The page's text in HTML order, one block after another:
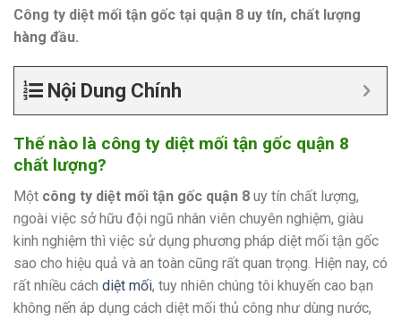
Công ty diệt mối tận gốc tại quận 8 uy tín, chất lượng
hàng đầu.
Nội Dung Chính
Thế nào là công ty diệt mối tận gốc quận 8
chất lượng?
Một công ty diệt mối tận gốc quận 8 uy tín chất lượng,
ngoài việc sở hữu đội ngũ nhân viên chuyên nghiệm, giàu
kinh nghiệm thì việc sử dụng phương pháp diệt mối tận gốc
sao cho hiệu quả và an toàn cũng rất quan trọng. Hiện nay, có
rất nhiều cách diệt mối, tuy nhiên chúng tôi khuyến cao bạn
không nến áp dụng cách diệt mối thủ công như dùng nước,